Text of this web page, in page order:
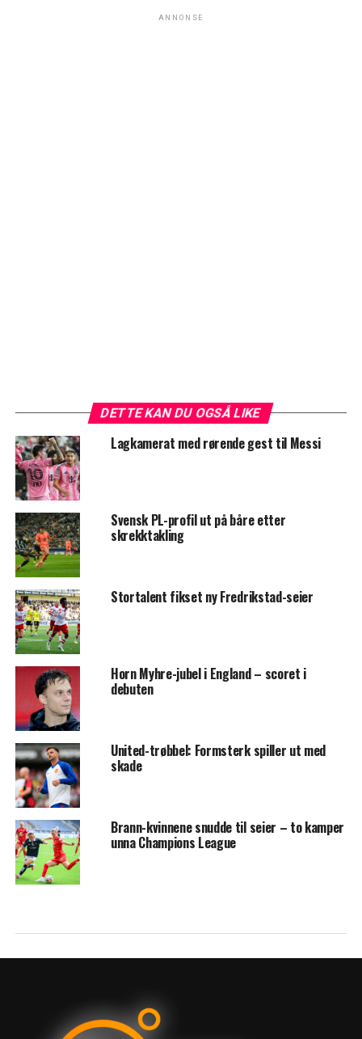
ANNONSE
DETTE KAN DU OGSÅ LIKE
Lagkamerat med rørende gest til Messi
Svensk PL-profil ut på båre etter
skrekktakling
Stortalent fikset ny Fredrikstad-seier
Horn Myhre-jubel i England – scoret i
debuten
United-trøbbel: Formsterk spiller ut med
skade
Brann-kvinnene snudde til seier – to kamper
unna Champions League